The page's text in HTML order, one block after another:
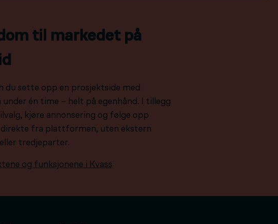
til markedet på
du sette opp en prosjektside med
under én time – helt på egenhånd. I tillegg
kjøre annonsering og følge opp
fra plattformen, uten ekstern
tredjeparter.
og funksjonene i Kvass